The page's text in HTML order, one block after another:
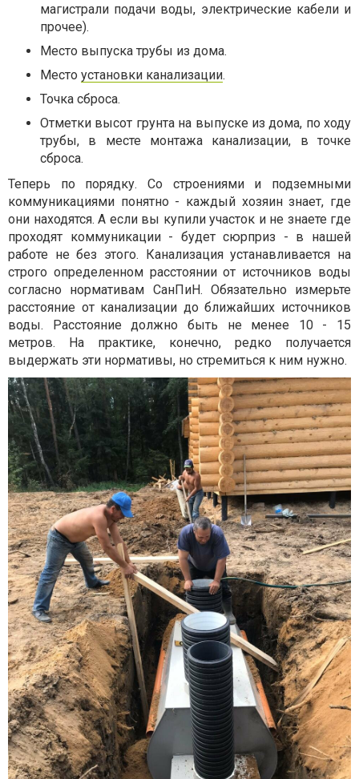
магистрали подачи воды, электрические кабели и
прочее).
Место выпуска трубы из дома.
Место установки канализации.
Точка сброса.
Отметки высот грунта на выпуске из дома, по ходу
трубы, в месте монтажа канализации, в точке
сброса.
Теперь по порядку. Со строениями и подземными
коммуникациями понятно - каждый хозяин знает, где
они находятся. А если вы купили участок и не знаете где
проходят коммуникации - будет сюрприз - в нашей
работе не без этого. Канализация устанавливается на
строго определенном расстоянии от источников воды
согласно нормативам СанПиН. Обязательно измерьте
расстояние от канализации до ближайших источников
воды. Расстояние должно быть не менее 10 - 15
метров. На практике, конечно, редко получается
выдержать эти нормативы, но стремиться к ним нужно.